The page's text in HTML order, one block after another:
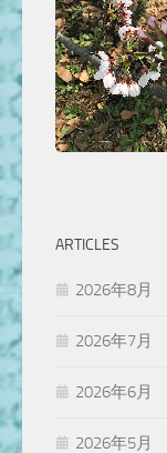
ARTICLES
2026年8月
2026年7月
2026年6月
2026年5月